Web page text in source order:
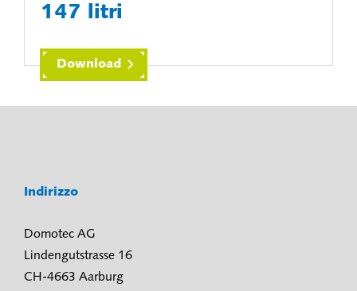
147 litri
Download
Indirizzo
Domotec AG
Lindengutstrasse 16
CH-4663 Aarburg